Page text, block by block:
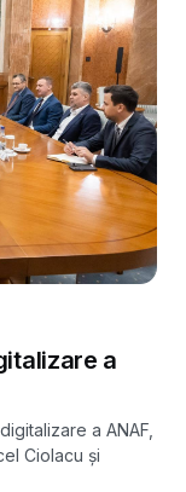
a
a ANAF,
Ciolacu și